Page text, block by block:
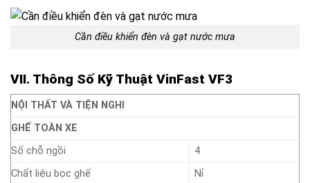
Cần điều khiển đèn và gạt nước mưa
VII. Thông Số Kỹ Thuật VinFast VF3
NỘI THẤT VÀ TIỆN NGHI
GHẾ TOÀN XE
Số chỗ ngồi
4
Chất liệu bọc ghế
Nỉ